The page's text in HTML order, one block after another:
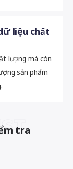
liệu chất
lượng mà còn
sản phẩm
tra